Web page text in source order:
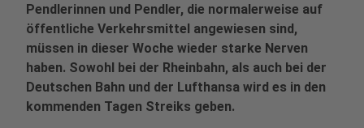
Pendlerinnen und Pendler, die normalerweise auf
öffentliche Verkehrsmittel angewiesen sind,
müssen in dieser Woche wieder starke Nerven
haben. Sowohl bei der Rheinbahn, als auch bei der
Deutschen Bahn und der Lufthansa wird es in den
kommenden Tagen Streiks geben.